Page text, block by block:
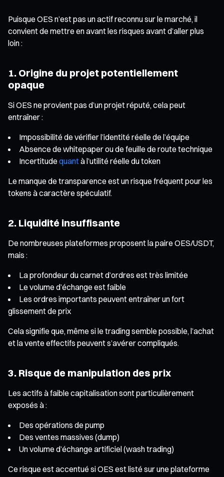
Puisque OES n’est pas un actif reconnu sur le marché, il
convient de mettre en avant les risques avant d’aller plus
loin :
1. Origine du projet potentiellement
opaque
Si OES ne provient pas d’un projet réputé, cela peut
entraîner :
Impossibilité de vérifier l’identité réelle de l’équipe
Absence de whitepaper ou de feuille de route technique
Incertitude quantà l’utilité réelle du token
Le manque de transparence est un risque fréquent pour les
tokens à caractère spéculatif.
2. Liquidité insuffisante
De nombreuses plateformes proposent la paire OES/USDT,
mais :
La profondeur du carnet d’ordres est très limitée
Le volume d’échange est faible
Les ordres importants peuvent entraîner un fort
glissement de prix
Cela signifie que, même si le trading semble possible, l’achat
et la vente effectifs peuvent s’avérer compliqués.
3. Risque de manipulation des prix
Les actifs à faible capitalisation sont particulièrement
exposés à :
Des opérations de pump
Des ventes massives (dump)
Un volume d’échange artificiel (wash trading)
Ce risque est accentué si OES est listé sur une plateforme